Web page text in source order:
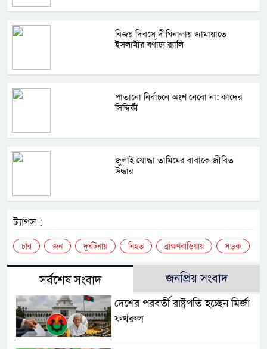
বিজয় দিবসে দীঘিনালায় জামায়াতে
ইসলামীর বর্ণাঢ্য র‍্যালি
পাতানো নির্বাচনে অংশ নেবো না: কাদের
সিদ্দিকী
জুলাই যোদ্ধা তামিমের বাবাকে জীবিত
উদ্ধার
ট্যাগস :
চার জন দুর্ঘটনায় নিহত ব্রাহ্মণবাড়িয়ায় সড়ক
সর্বশেষ সংবাদ জনপ্রিয় সংবাদ
দেশের পরবর্তী রাষ্ট্রপতি হচ্ছেন মির্জা
ফখরুল